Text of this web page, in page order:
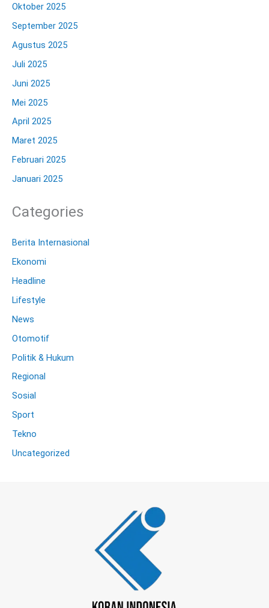
Oktober 2025
September 2025
Agustus 2025
Juli 2025
Juni 2025
Mei 2025
April 2025
Maret 2025
Februari 2025
Januari 2025
Categories
Berita Internasional
Ekonomi
Headline
Lifestyle
News
Otomotif
Politik & Hukum
Regional
Sosial
Sport
Tekno
Uncategorized